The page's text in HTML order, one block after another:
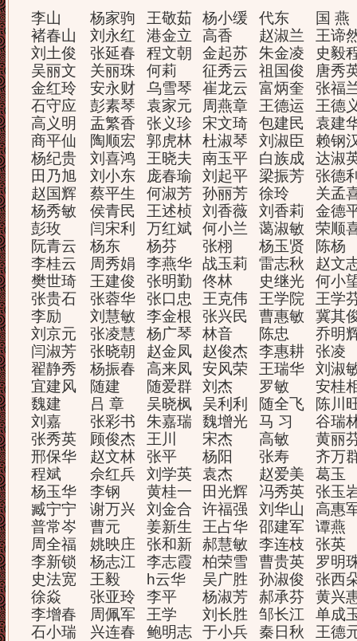
李山
褚春山
刘土俊
吴丽文
金红玲
石守应
高义明
商平仙
杨纪贵
田乃旭
赵国辉
杨秀敏
彭玫
阮青云
李桂云
樊世琦
张贵石
李励
刘京元
闫淑芳
翟静秀
宜建风
魏建
刘嘉
张秀英
邢保华
程斌
杨玉华
臧宁宁
普常岑
周全福
李新锁
史法宽
徐焱
李增春
石小瑞
杨家驹
刘永红
张延春
关丽珠
安永财
彭素琴
盂繁香
陶顺宏
刘喜鸿
刘小东
蔡平生
侯青民
闫宋利
杨东
周秀娟
王建俊
张蓉华
刘慧敏
张凌慧
张晓朝
杨振春
随建
吕 章
张彩书
顾俊杰
赵文林
佘红兵
李钢
谢万兴
曹元
姚映庄
杨志江
王毅
张亚玲
周佩军
兴连春
王敬茹
港金立
程文朝
何莉
乌雪琴
袁家元
张义珍
郭虎林
王晓夫
庞春瑜
何淑芳
王述桢
万红斌
杨芬
李燕华
张明勤
张口忠
李金根
杨广琴
赵金凤
高来凤
随爱群
吴晓枫
朱嘉瑞
王川
张平
刘学英
黄桂一
刘金合
姜新生
张和新
李志霞
h云华
李平
王学
鲍明志
杨小缓
高香
金起苏
征秀云
崔龙云
周燕章
宋文琦
杜淑琴
南玉平
刘起平
孙丽芳
刘香薇
何小兰
张栩
战玉莉
佟林
王克伟
张兴民
林音
赵俊杰
安风荣
刘杰
吴利利
魏增光
宋杰
杨阳
袁杰
田光辉
许福强
王占华
郝慧敏
柏荣雪
吴广胜
杨淑芳
刘长胜
于小兵
代东
赵淑兰
朱金凌
祖国俊
富炳奎
王德运
包建民
刘淑臣
白族成
梁振芳
徐玲
刘香莉
蔼淑敏
杨玉贤
雷志秋
史继光
王学院
曹惠敏
陈忠
李惠耕
王瑞华
罗敏
随全飞
马 习
高敏
张寿
赵爱美
冯秀英
刘华山
邵建军
李连枝
曹贵英
孙淑俊
郝承芬
邹长江
秦日秋
国 燕
王谛
史毅
唐秀
张福
王德
袁建
赖钢
达淑
张德
关孟
金德
荣顺
陈杨
赵文
何小
王学
冀其
乔明
张凌
刘淑
安桂
陈川
谷瑞
黄丽
齐万
葛玉
张玉
高惠
谭燕
张英
罗明
张西
黄兴
单成
王德